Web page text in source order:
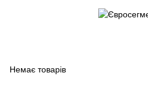
Немає товарів